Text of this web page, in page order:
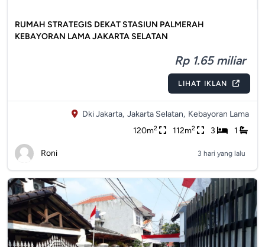
RUMAH STRATEGIS DEKAT STASIUN PALMERAH
KEBAYORAN LAMA JAKARTA SELATAN
Rp 1.65 miliar
LIHAT IKLAN
Dki Jakarta, Jakarta Selatan, Kebayoran Lama
120m2 112m2 3 1
Roni 3 hari yang lalu